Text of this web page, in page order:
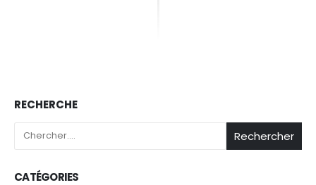
RECHERCHE
Rechercher
CATÉGORIES